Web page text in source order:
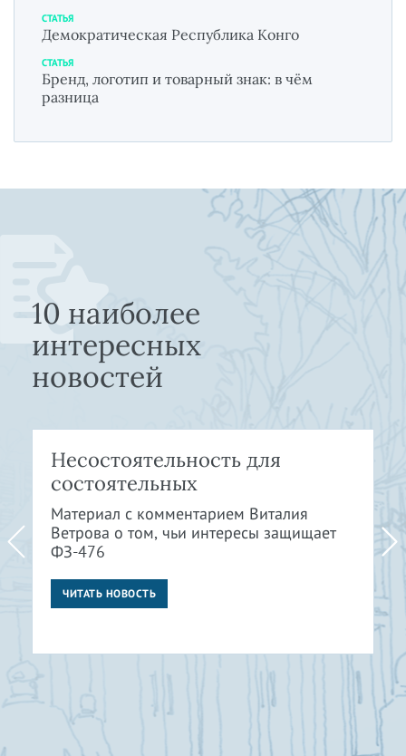
СТАТЬЯ
Демократическая Республика Конго
СТАТЬЯ
Бренд, логотип и товарный знак: в чём
разница
10 наиболее
интересных
новостей
Несостоятельность для
состоятельных
Материал с комментарием Виталия
Ветрова о том, чьи интересы защищает
ФЗ-476
ЧИТАТЬ НОВОСТЬ